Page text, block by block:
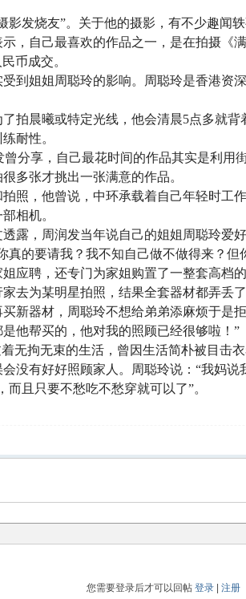
发烧友”。关于他的摄影，有不少趣闻轶
，自己最喜欢的作品之一，是在拍摄
币成交。
到姐姐周聪玲的影响。周聪玲是香港
拍晨曦或特定光线，他会清晨5点多就
耐性。
曾分享，自己最花时间的作品其实是利
多张才挑出一张满意的作品。
照，他曾说，中环承载着自己年轻时
相机。
露，周润发当年说自己的姐姐周聪玲
真的要请我？我不知自己做不做得来？但
应聘，还专门为家姐购置了一整套高
去为某明星拍照，结果全套器材都弄丢了
新器材，周聪玲不想给弟弟添麻烦于
他帮买的，他对我的照顾已经很够啦！”
无拘无束的生活，曾因生活简朴被目击
没有好好照顾家人。周聪玲说：“我妈
且只要不愁吃不愁穿就可以了”。
您需要登录后才可以回帖登录 |注册